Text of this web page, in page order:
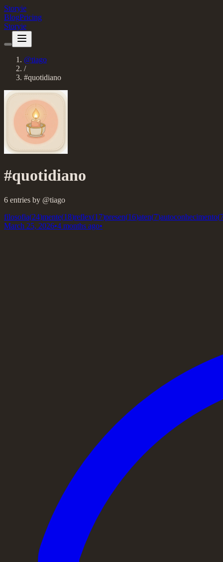
Storyie
BlogPricing
Storyie
@tiago
/
#quotidiano
#quotidiano
6 entries by @tiago
filosofia(24)mente(18)reflex(17)presen(16)aten(7)autoconhecimento(
March 25, 2026•4 months ago•